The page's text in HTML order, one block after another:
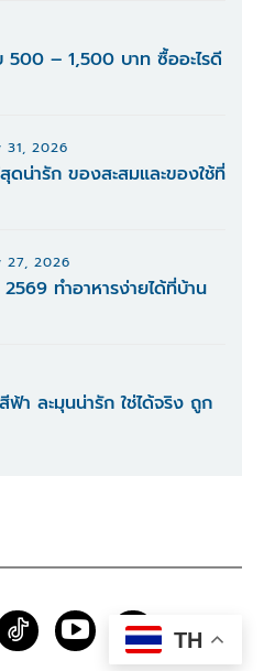
– 1,500 บาท ซื้ออะไรดี
31, 2026
ดน่ารัก ของสะสมและของใช้ที่
27, 2026
ทำอาหารง่ายได้ที่บ้าน
ละมุนน่ารัก ใช่ได้จริง ถูก
TH